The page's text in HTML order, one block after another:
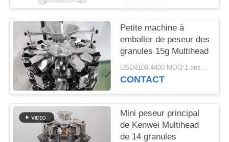
Petite machine à
emballer de peseur des
granules 15g Multihead
USD4100-4400 MOQ:1 ensemble
CONTACT
Mini peseur principal
de Kenwei Multihead
de 14 granules